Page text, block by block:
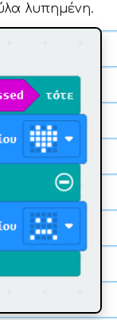
λυπημένη.